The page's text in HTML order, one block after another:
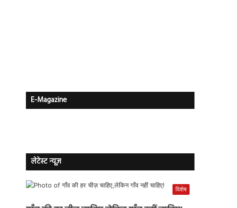
E-Magazine
लेटेस्ट न्यूज़
विशेष